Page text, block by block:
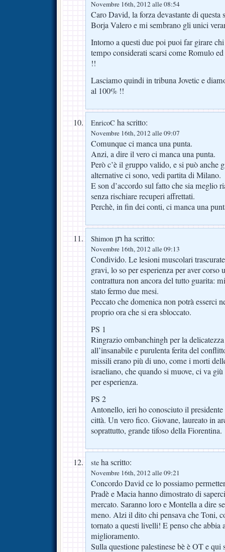
Novembre 16th, 2012 alle 08:54
Caro David, la forza devastante di questa
Borja Valero e mi sembrano gli unici
Intorno a questi due poi puoi far girare
tempo considerati scarsi come Romulo
!!
Lasciamo quindi in tribuna Jovetic e
al 100% !!
EnricoC ha scritto:
Novembre 16th, 2012 alle 09:07
Comunque ci manca una punta.
Anzi, a dire il vero ci manca una punta.
Però c’è il gruppo valido, e si può anche
alternative ci sono, vedi partita di Milano.
E son d’accordo sul fatto che sia meglio
senza rischiare recuperi affrettati.
Perchè, in fin dei conti, ci manca una
Shimon תן ha scritto:
Novembre 16th, 2012 alle 09:13
Condivido. Le lesioni muscolari
gravi, lo so per esperienza per aver corso
contrattura non ancora del tutto guarita:
stato fermo due mesi.
Peccato che domenica non potrà esserci
proprio ora che si era sbloccato.
PS 1
Ringrazio ombanchingh per la
all’insanabile e purulenta ferita del
missili erano più di uno, come i morti
israeliano, che quando si muove, ci va
per esperienza.
PS 2
Antonello, ieri ho conosciuto il
città. Un vero fico. Giovane, laureato in
soprattutto, grande tifoso della Fiorentina.
ste ha scritto:
Novembre 16th, 2012 alle 09:21
Concordo David ce lo possiamo
Pradè e Macia hanno dimostrato di
mercato. Saranno loro e Montella a dire
meno. Alzi il dito chi pensava che Toni,
tornato a questi livelli! E penso che abbia
miglioramento.
Sulla questione palestinese bè è OT e